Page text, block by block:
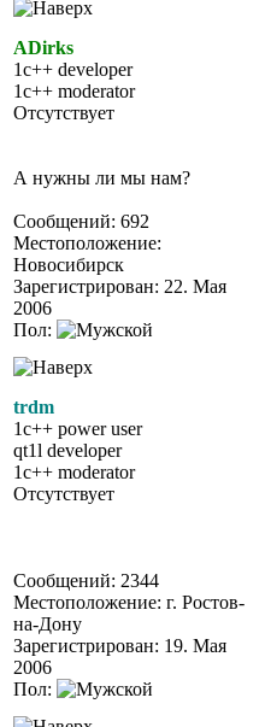
ADirks
1c++ developer
1c++ moderator
Отсутствует
А нужны ли мы нам?
Сообщений: 692
Местоположение:
Новосибирск
Зарегистрирован: 22. Мая
2006
Пол:
trdm
1c++ power user
qt1l developer
1c++ moderator
Отсутствует
Сообщений: 2344
Местоположение: г. Ростов-
на-Дону
Зарегистрирован: 19. Мая
2006
Пол: